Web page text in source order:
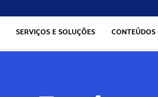
SERVIÇOS E SOLUÇÕES